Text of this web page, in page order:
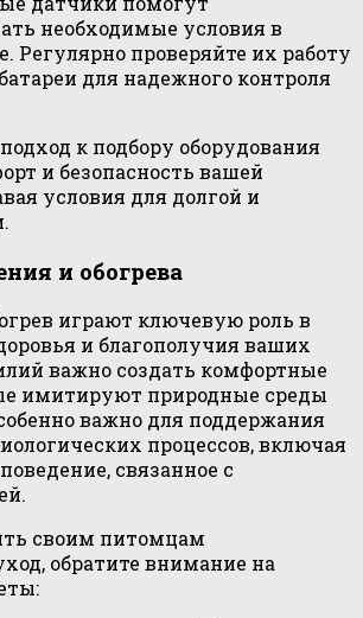
необходимые условия в
Регулярно проверяйте их работу
для надежного контроля
к подбору оборудования
и безопасность вашей
условия для долгой и
и обогрева
играют ключевую роль в
и благополучия ваших
важно создать комфортные
имитируют природные среды
важно для поддержания
процессов, включая
связанное с
своим питомцам
обратите внимание на